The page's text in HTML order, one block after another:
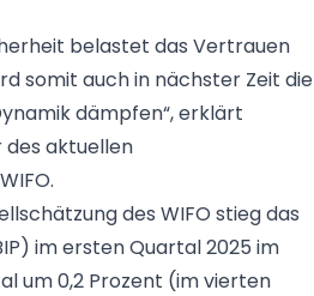
belastet das Vertrauen
somit auch in nächster Zeit die
dämpfen“, erklärt
des aktuellen
des WIFO stieg das
im ersten Quartal 2025 im
um 0,2 Prozent (im vierten